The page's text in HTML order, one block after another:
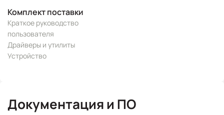
Комплект поставки
Краткое руководство
пользователя
Драйверы и утилиты
Устройство
Документация и ПО